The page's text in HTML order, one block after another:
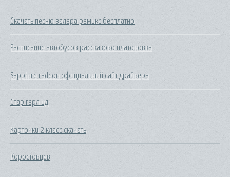
Скачать песню валера ремикс бесплатно
Расписание автобусов рассказово платоновка
Sapphire radeon официальный сайт драйвера
Стар герл ид
Карточки 2 класс скачать
Коростовцев